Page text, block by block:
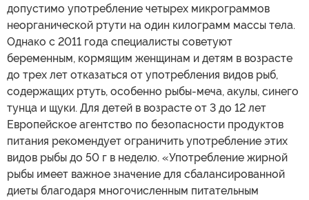
допустимо употребление четырех микрограммов
неорганической ртути на один килограмм массы тела.
Однако с 2011 года специалисты советуют
беременным, кормящим женщинам и детям в возрасте
до трех лет отказаться от употребления видов рыб,
содержащих ртуть, особенно рыбы-меча, акулы, синего
тунца и щуки. Для детей в возрасте от 3 до 12 лет
Европейское агентство по безопасности продуктов
питания рекомендует ограничить употребление этих
видов рыбы до 50 г в неделю. «Употребление жирной
рыбы имеет важное значение для сбалансированной
диеты благодаря многочисленным питательным